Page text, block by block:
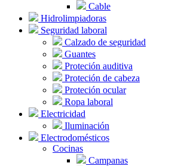
Cable
Hidrolimpiadoras
Seguridad laboral
Calzado de seguridad
Guantes
Proteción auditiva
Proteción de cabeza
Proteción ocular
Ropa laboral
Electricidad
Iluminación
Electrodomésticos
Cocinas
Campanas